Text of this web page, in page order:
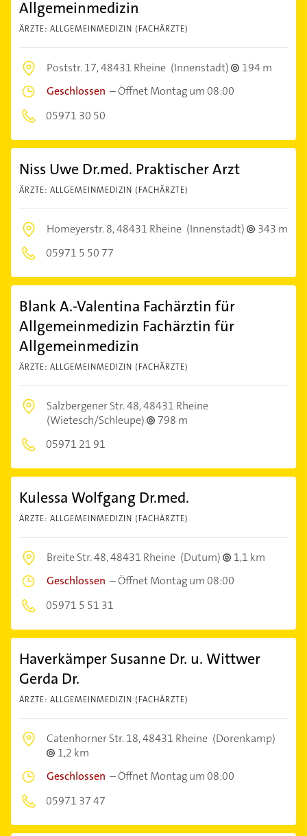
Allgemeinmedizin
ÄRZTE: ALLGEMEINMEDIZIN (FACHÄRZTE)
Poststr. 17,48431 Rheine (Innenstadt)
194 m
Geschlossen –Öffnet Montag um 08:00
05971 30 50
Niss Uwe Dr.med. Praktischer Arzt
ÄRZTE: ALLGEMEINMEDIZIN (FACHÄRZTE)
Homeyerstr. 8,48431 Rheine (Innenstadt)
343 m
05971 5 50 77
Blank A.-Valentina Fachärztin für
Allgemeinmedizin Fachärztin für
Allgemeinmedizin
ÄRZTE: ALLGEMEINMEDIZIN (FACHÄRZTE)
Salzbergener Str. 48,48431 Rheine
(Wietesch/Schleupe)
798 m
05971 21 91
Kulessa Wolfgang Dr.med.
ÄRZTE: ALLGEMEINMEDIZIN (FACHÄRZTE)
Breite Str. 48,48431 Rheine (Dutum)
1,1 km
Geschlossen –Öffnet Montag um 08:00
05971 5 51 31
Haverkämper Susanne Dr. u. Wittwer
Gerda Dr.
ÄRZTE: ALLGEMEINMEDIZIN (FACHÄRZTE)
Catenhorner Str. 18,48431 Rheine (Dorenkamp)
1,2 km
Geschlossen –Öffnet Montag um 08:00
05971 37 47